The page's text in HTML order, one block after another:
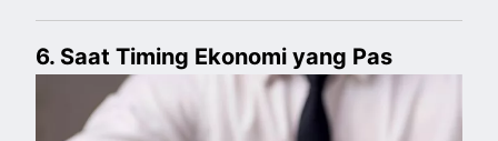
6. Saat Timing Ekonomi yang Pas